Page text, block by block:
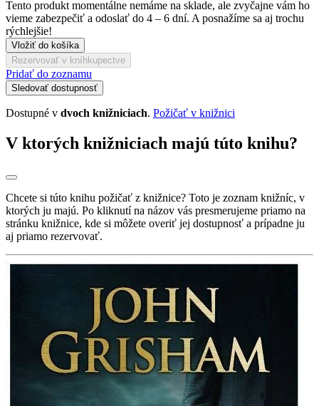
Tento produkt momentálne nemáme na sklade, ale zvyčajne vám ho
vieme zabezpečiť a odoslať do 4 – 6 dní. A posnažíme sa aj trochu
rýchlejšie!
Vložiť do košíka
Rezervovať v kníhkupectve
Pridať do zoznamu
Sledovať dostupnosť
Dostupné v dvoch knižniciach. Požičať v knižnici
V ktorých knižniciach majú túto knihu?
Chcete si túto knihu požičať z knižnice? Toto je zoznam knižníc, v
ktorých ju majú. Po kliknutí na názov vás presmerujeme priamo na
stránku knižnice, kde si môžete overiť jej dostupnosť a prípadne ju
aj priamo rezervovať.